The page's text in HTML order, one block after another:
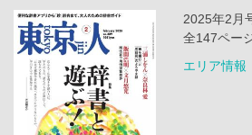
2025年2月
全147ペー
エリア情報